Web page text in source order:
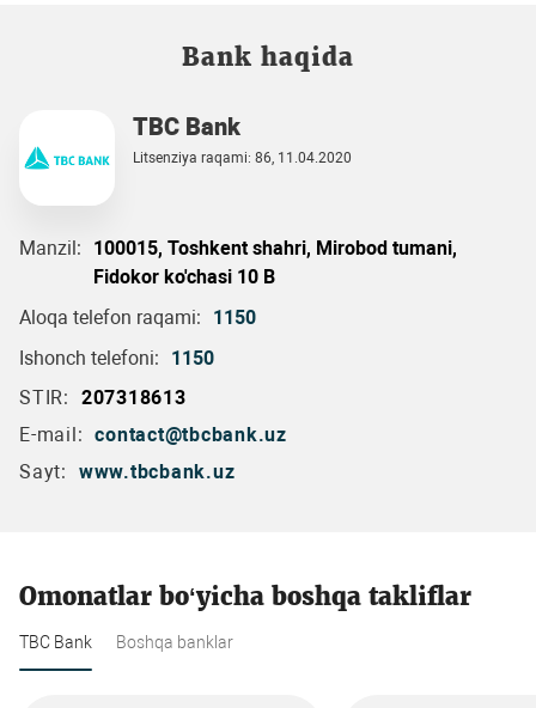
Bank haqida
TBC Bank
Litsenziya raqami: 86, 11.04.2020
Manzil:
100015, Toshkent shahri, Mirobod tumani,
Fidokor ko'chasi 10 B
Aloqa telefon raqami:
1150
Ishonch telefoni:
1150
STIR:
207318613
E-mail: contact@tbcbank.uz
Sayt:
www.tbcbank.uz
Omonatlar bo‘yicha boshqa takliflar
TBC Bank Boshqa banklar